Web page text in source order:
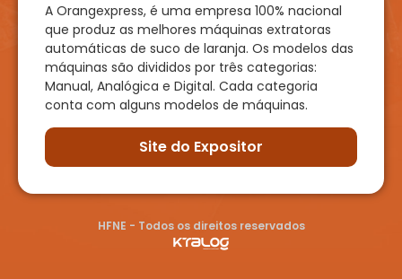
A Orangexpress, é uma empresa 100% nacional
que produz as melhores máquinas extratoras
automáticas de suco de laranja. Os modelos das
máquinas são divididos por três categorias:
Manual, Analógica e Digital. Cada categoria
conta com alguns modelos de máquinas.
Site do Expositor
HFNE - Todos os direitos reservados